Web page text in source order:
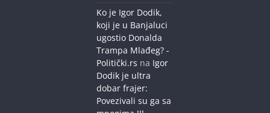
Ko je Igor Dodik,
koji je u Banjaluci
ugostio Donalda
Trampa Mlađeg? -
Politički.rs na Igor
Dodik je ultra
dobar frajer:
Povezivali su ga sa